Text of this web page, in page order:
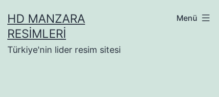
geçHD MANZARA
RESIMLERI
Türkiye'nin lider resim sitesi
Menü